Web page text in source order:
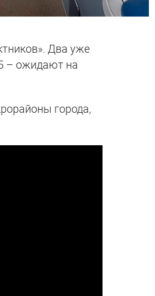
Два уже
– ожидают на
города,